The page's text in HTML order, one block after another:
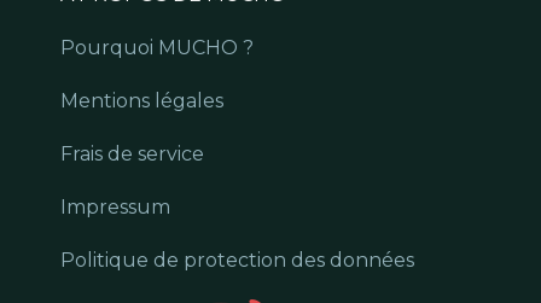
Pourquoi MUCHO ?
Mentions légales
Frais de service
Impressum
Politique de protection des données